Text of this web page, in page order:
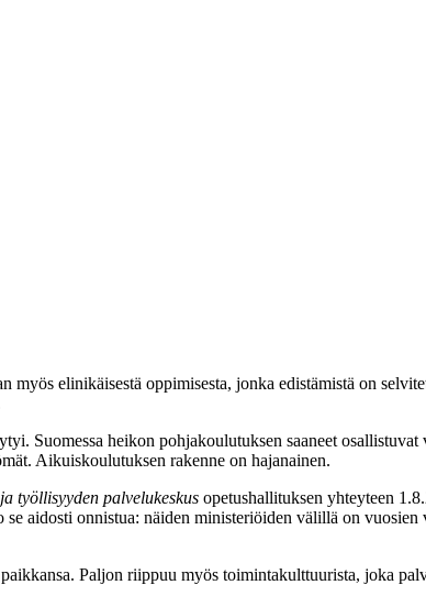
elinikäisestä oppimisesta, jonka edistämistä on
Suomessa heikon pohjakoulutuksen saaneet osallistuvat
Aikuiskoulutuksen rakenne on hajanainen.
työllisyyden palvelukeskus opetushallituksen yhteyteen
aidosti onnistua: näiden ministeriöiden välillä on
Paljon riippuu myös toimintakulttuurista, joka